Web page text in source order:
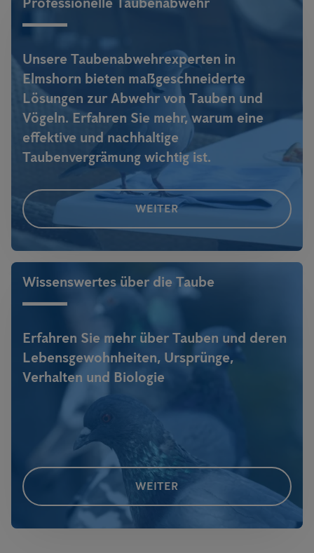
Unsere Taubenabwehrexperten in
Elmshorn bieten maßgeschneiderte
Lösungen zur Abwehr von Tauben und
Vögeln. Erfahren Sie mehr, warum eine
effektive und nachhaltige
Taubenvergrämung wichtig ist.
WEITER
Wissenswertes über die Taube
Erfahren Sie mehr über Tauben und deren
Lebensgewohnheiten, Ursprünge,
Verhalten und Biologie
WEITER